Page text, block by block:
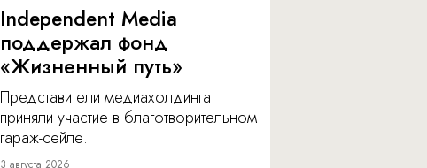
Independent Media
поддержал фонд
«Жизненный путь»
Представители медиахолдинга
приняли участие в благотворительном
гараж-сейле.